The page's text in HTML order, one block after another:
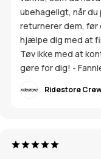
ubehageligt, når du
returnerer dem, før
hjælpe dig med at
Tøv ikke med at
gøre for dig! -
Ridestore